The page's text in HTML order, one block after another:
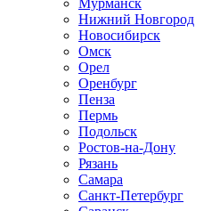
Мурманск
Нижний Новгород
Новосибирск
Омск
Орел
Оренбург
Пенза
Пермь
Подольск
Ростов-на-Дону
Рязань
Самара
Санкт-Петербург